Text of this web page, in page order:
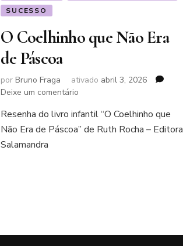
SUCESSO
O Coelhinho que Não Era
de Páscoa
porBruno Fraga ativado abril 3, 2026
Deixe um comentário
Coelhinho
que
Resenha do livro infantil “O Coelhinho que
Não Era de Páscoa” de Ruth Rocha – Editora
Salamandra